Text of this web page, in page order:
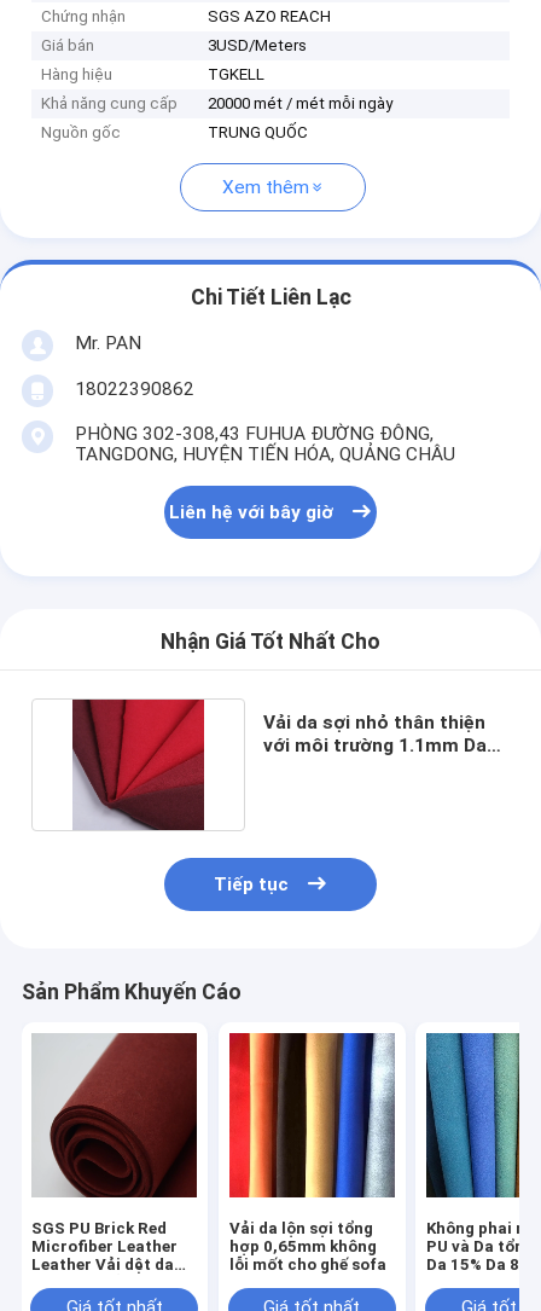
Chứng nhận
SGS AZO REACH
Giá bán
3USD/Meters
Hàng hiệu
TGKELL
Khả năng cung cấp
20000 mét / mét mỗi ngày
Nguồn gốc
TRUNG QUỐC
Xem thêm
Chi Tiết Liên Lạc
Mr. PAN
18022390862
PHÒNG 302-308,43 FUHUA ĐƯỜNG ĐÔNG,
TANGDONG, HUYỆN TIẾN HÓA, QUẢNG CHÂU
Liên hệ với bây giờ
Nhận Giá Tốt Nhất Cho
Vải da sợi nhỏ thân thiện
với môi trường 1.1mm Da
Tiếp tục
Sản Phẩm Khuyến Cáo
SGS PU Brick Red
Microfiber Leather
Leather Vải dệt da
nội thất
Vải da lộn sợi tổng
hợp 0,65mm không
lỗi mốt cho ghế sofa
Không phai
PU và Da tổng
Da 15% Da 85%